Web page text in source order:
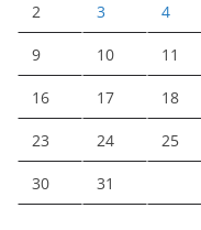
2 3 4
9 10 11
16 17 18
23 24 25
30 31